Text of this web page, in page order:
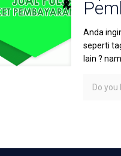
Anda
seperti
lain ?
Do you